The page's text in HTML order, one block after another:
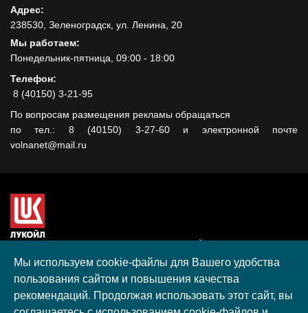
Адрес:
238530, Зеленоградск, ул. Ленина, 20
Мы работаем:
Понедельник-пятница, 09:00 - 18:00
Телефон:
8 (40150) 3-21-95
По вопросам размещения рекламы обращаться
по тел.: 8 (40150) 3-27-60 и электронной почте
volnanet@mail.ru
гранта, полученного в рамках XIII Конкурса социальных и
культурных проектов ПАО "ЛУКОЙЛ" на территории
Калининградской области в 2020 году
Согласие на обработку персональных данных
Мы используем cookie-файлы для Вашего удобства
пользования сайтом и повышения качества
рекомендаций. Продолжая использовать этот сайт, вы